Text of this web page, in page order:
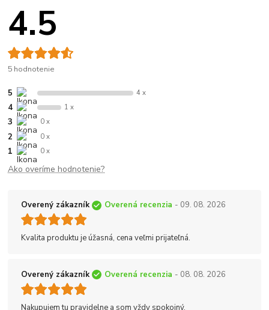
4.5
5 hodnotenie
5 4 x
4 1 x
3 0 x
2 0 x
1 0 x
Ako overíme hodnotenie?
Overený zákazník Overená recenzia - 09. 08. 2026
Kvalita produktu je úžasná, cena veľmi prijateľná.
Overený zákazník Overená recenzia - 08. 08. 2026
Nakupujem tu pravidelne a som vždy spokojný.